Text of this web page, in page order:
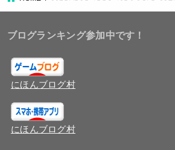
ブログランキング参加中です！
にほんブログ村
にほんブログ村